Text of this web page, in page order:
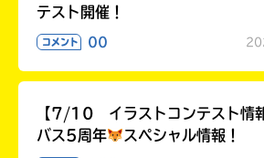
テスト開催！
コメント 00
【7/10 イラストコンテスト情
バス5周年
スペシャル情報！